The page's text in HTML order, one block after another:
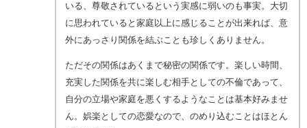
いる、尊敬されているという実感に弱いのも事実。大切
に思われていると家庭以上に感じることが出来れば、意
外にあっさり関係を結ぶことも珍しくありません。
ただその関係はあくまで秘密の関係です。楽しい時間、
充実した関係を共に楽しむ相手としての不倫であって、
自分の立場や家庭を悪くするようなことは基本好みませ
ん。娯楽としての恋愛なので、のめり込むことはほとん